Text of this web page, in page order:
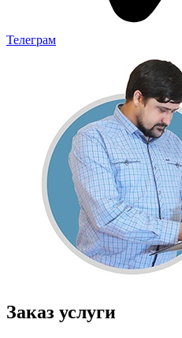
Телеграм
Заказ услуги